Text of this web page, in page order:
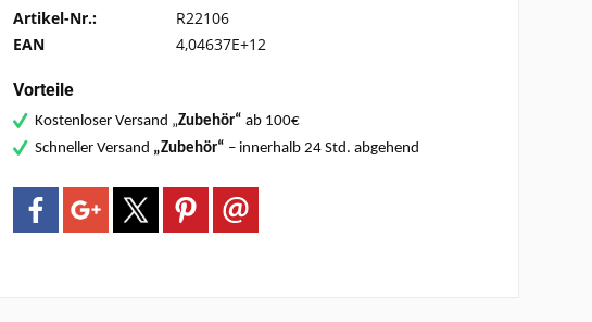
Artikel-Nr.:
R22106
EAN
4,04637E+12
Vorteile
Kostenloser Versand „Zubehör“ ab 100€
Schneller Versand „Zubehör“ – innerhalb 24 Std. abgehend